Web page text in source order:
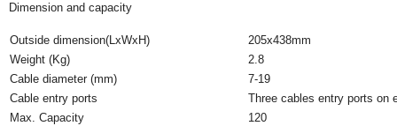
Dimension and capacity
Outside dimension(LxWxH)
205x438mm
Weight (Kg)
2.8
Cable diameter (mm)
7-19
Cable entry ports
Three cables entry ports on
Max. Capacity
120